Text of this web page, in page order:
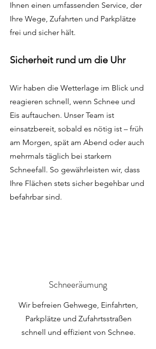
Ihnen einen umfassenden Service, der
Ihre Wege, Zufahrten und Parkplätze
frei und sicher hält.
Sicherheit rund um die Uhr
Wir haben die Wetterlage im Blick und
reagieren schnell, wenn Schnee und
Eis auftauchen. Unser Team ist
einsatzbereit, sobald es nötig ist – früh
am Morgen, spät am Abend oder auch
mehrmals täglich bei starkem
Schneefall. So gewährleisten wir, dass
Ihre Flächen stets sicher begehbar und
befahrbar sind.
Schneeräumung
Wir befreien Gehwege, Einfahrten,
Parkplätze und Zufahrtsstraßen
schnell und effizient von Schnee.